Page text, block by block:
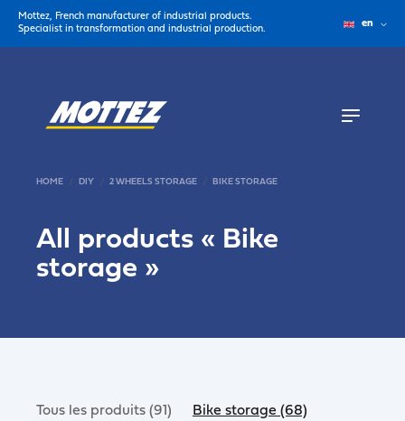
Mottez, French manufacturer of industrial products.
Specialist in transformation and industrial production.
en
HOME DIY 2 WHEELS STORAGE BIKE STORAGE
All products « Bike
storage »
Tous les produits (91)
Bike storage (68)